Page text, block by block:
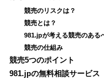
競売のリスクは？
競売とは？
981.jpが考える競売のある
競売の仕組み
競売5つのポイント
981.jpの無料相談サービス